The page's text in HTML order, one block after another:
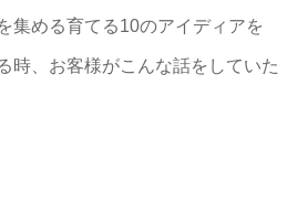
集める育てる10のアイディアを
時、お客様がこんな話をしていた